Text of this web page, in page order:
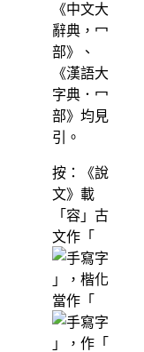
《中文大
辭典，冖
部》、
《漢語大
字典．冖
部》均見
引。
按：《說
文》載
「容」古
文作「
」，楷化
當作「
」，作「